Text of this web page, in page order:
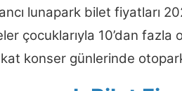
lunapark bilet fiyatları
çocuklarıyla 10’dan
konser günlerinde